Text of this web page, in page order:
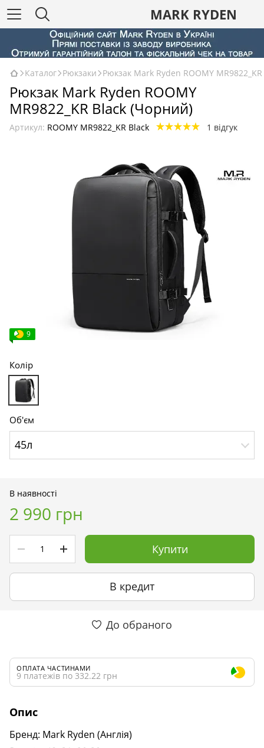
MARK RYDEN
Каталог Рюкзаки Рюкзак Mark Ryden ROOMY
Рюкзак Mark Ryden ROOMY
MR9822_KR Black (Чорний)
Артикул: ROOMY MR9822_KR Black 1 відгук
9
Колір
Об'єм
45л
В наявності
2 990 грн
Купити
В кредит
До обраного
ОПЛАТА ЧАСТИНАМИ
9 платежів по 332.22 грн
Опис
Бренд: Mark Ryden (Англія)